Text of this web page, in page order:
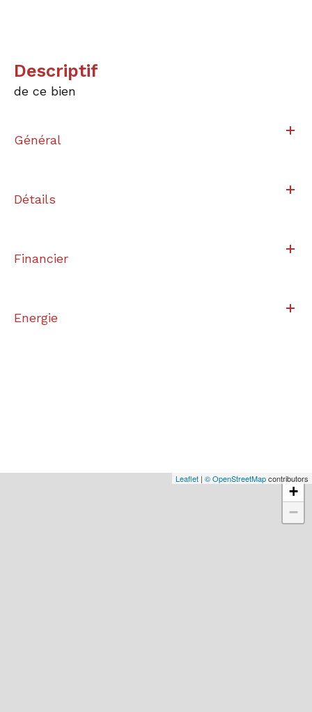
descriptif
de ce bien
Général
Détails
Financier
Energie
+
−
Leaflet | © OpenStreetMapcontributors